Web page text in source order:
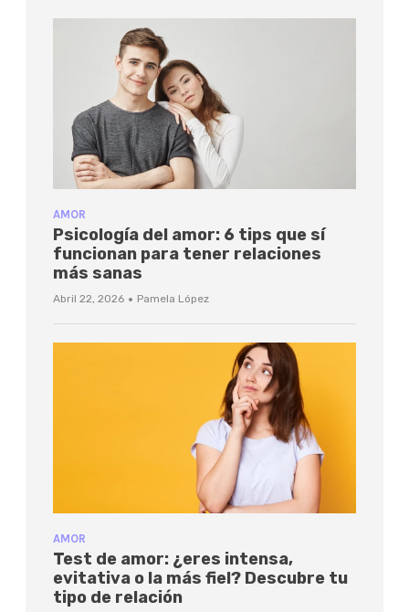
AMOR
Psicología del amor: 6 tips que sí
funcionan para tener relaciones
más sanas
Abril 22, 2026 · Pamela López
AMOR
Test de amor: ¿eres intensa,
evitativa o la más fiel? Descubre tu
tipo de relación